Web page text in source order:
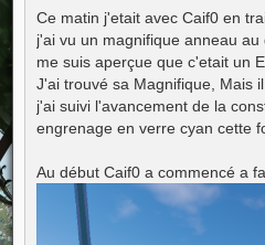
s
a
g
e
Ce matin j'etait avec Caif0 en
j'ai vu un magnifique anneau
me suis aperçue que c'etait un
J'ai trouvé sa Magnifique, Mais
j'ai suivi l'avancement de la
engrenage en verre cyan cette
Au début Caif0 a commencé a